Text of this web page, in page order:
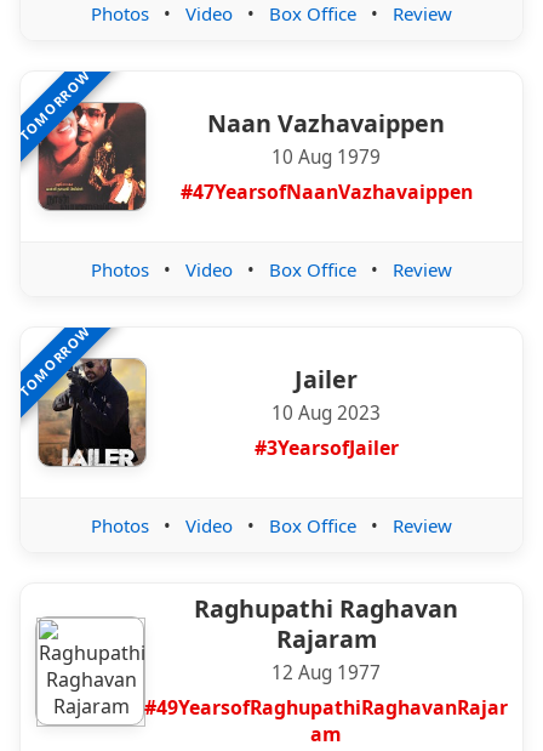
Photos • Video • Box Office • Review
TOMORROW Naan Vazhavaippen
10 Aug 1979
#47YearsofNaanVazhavaippen
Photos • Video • Box Office • Review
TOMORROW Jailer
10 Aug 2023
#3YearsofJailer
Photos • Video • Box Office • Review
Raghupathi Raghavan
Rajaram
12 Aug 1977
#49YearsofRaghupathiRaghavanRajar
am